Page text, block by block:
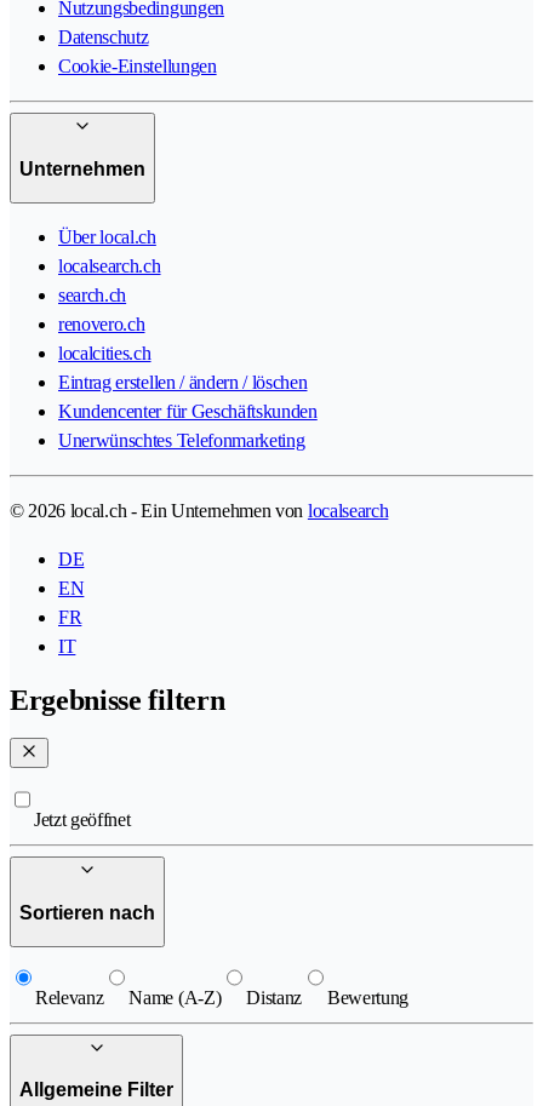
Nutzungsbedingungen
Datenschutz
Cookie-Einstellungen
Unternehmen
Über local.ch
localsearch.ch
search.ch
renovero.ch
localcities.ch
Eintrag erstellen / ändern / löschen
Kundencenter für Geschäftskunden
Unerwünschtes Telefonmarketing
© 2026 local.ch - Ein Unternehmen von localsearch
DE
EN
FR
IT
Ergebnisse filtern
Jetzt geöffnet
Sortieren nach
Relevanz Name (A-Z) Distanz Bewertung
Allgemeine Filter